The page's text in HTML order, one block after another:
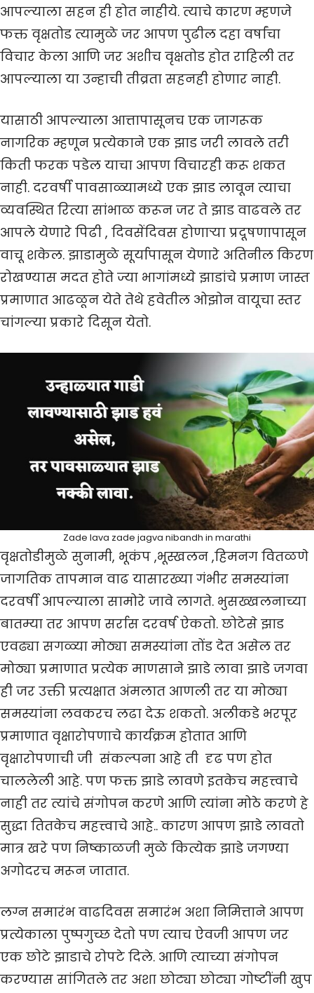
आपल्याला सहन ही होत नाहीये. त्याचे कारण म्हणजे
फक्त वृक्षतोड त्यामुळे जर आपण पुढील दहा वर्षांचा
विचार केला आणि जर अशीच वृक्षतोड होत राहिली तर
आपल्याला या उन्हाची तीव्रता सहनही होणार नाही.
यासाठी आपल्याला आत्तापासूनच एक जागरूक
नागरिक म्हणून प्रत्येकाने एक झाड जरी लावले तरी
किती फरक पडेल याचा आपण विचारही करू शकत
नाही. दरवर्षी पावसाळ्यामध्ये एक झाड लावून त्याचा
व्यवस्थित रित्या सांभाळ करून जर ते झाड वाढवले तर
आपले येणारे पिढी , दिवसेंदिवस होणाऱ्या प्रदूषणापासून
वाचू शकेल. झाडामुळे सूर्यापासून येणारे अतिनील किरण
रोखण्यास मदत होते ज्या भागांमध्ये झाडांचे प्रमाण जास्त
प्रमाणात आढळून येते तेथे हवेतील ओझोन वायूचा स्तर
चांगल्या प्रकारे दिसून येतो.
Zade lava zade jagva nibandh in marathi
वृक्षतोडीमुळे सुनामी, भूकंप ,भूस्खलन ,हिमनग वितळणे
जागतिक तापमान वाढ यासारख्या गंभीर समस्यांना
दरवर्षी आपल्याला सामोरे जावे लागते. भुसख्खलनाच्या
बातम्या तर आपण सर्रास दरवर्ष ऐकतो. छोटेसे झाड
एवढ्या सगळ्या मोठ्या समस्यांना तोंड देत असेल तर
मोठ्या प्रमाणात प्रत्येक माणसाने झाडे लावा झाडे जगवा
ही जर उक्ती प्रत्यक्षात अंमलात आणली तर या मोठ्या
समस्यांना लवकरच लढा देऊ शकतो. अलीकडे भरपूर
प्रमाणात वृक्षारोपणाचे कार्यक्रम होतात आणि
वृक्षारोपणाची जी संकल्पना आहे ती दृढ पण होत
चाललेली आहे. पण फक्त झाडे लावणे इतकेच महत्त्वाचे
नाही तर त्यांचे संगोपन करणे आणि त्यांना मोठे करणे हे
सुद्धा तितकेच महत्त्वाचे आहे.. कारण आपण झाडे लावतो
मात्र खरे पण निष्काळजी मुळे कित्येक झाडे जगण्या
अगोदरच मरून जातात.
लग्न समारंभ वाढदिवस समारंभ अशा निमित्ताने आपण
प्रत्येकाला पुष्पगुच्छ देतो पण त्याच ऐवजी आपण जर
एक छोटे झाडाचे रोपटे दिले. आणि त्याच्या संगोपन
करण्यास सांगितले तर अशा छोट्या छोट्या गोष्टींनी खुप